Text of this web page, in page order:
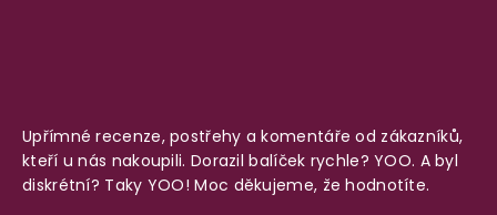
Upřímné recenze, postřehy a komentáře od zákazníků,
kteří u nás nakoupili. Dorazil balíček rychle? YOO. A byl
diskrétní? Taky YOO! Moc děkujeme, že hodnotíte.